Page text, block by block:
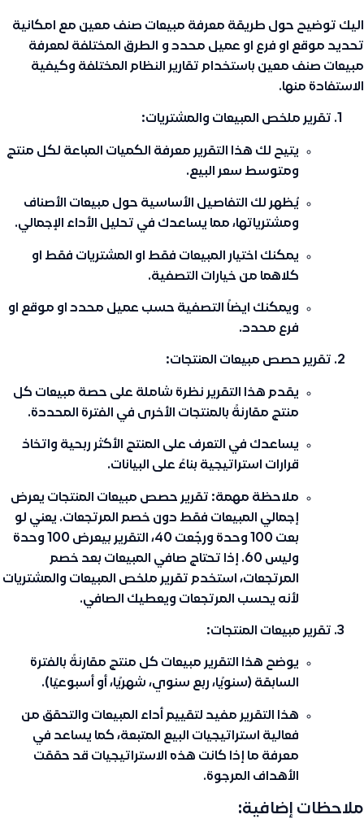
اليك توضيح حول طريقة معرفة مبيعات صنف معين مع امكانية
تحديد موقع او فرع او عميل محدد و الطرق المختلفة لمعرفة
مبيعات صنف معين باستخدام تقارير النظام المختلفة وكيفية
الاستفادة منها.
تقرير ملخص المبيعات والمشتريات:
يتيح لك هذا التقرير معرفة الكميات المباعة لكل منتج
ومتوسط سعر البيع.
يُظهر لك التفاصيل الأساسية حول مبيعات الأصناف
ومشترياتها، مما يساعدك في تحليل الأداء الإجمالي.
يمكنك اختيار المبيعات فقط او المشتريات فقط او
كلاهما من خيارات التصفية.
ويمكنك ايضاً التصفية حسب عميل محدد او موقع او
فرع محدد.
تقرير حصص مبيعات المنتجات:
يقدم هذا التقرير نظرة شاملة على حصة مبيعات كل
منتج مقارنةً بالمنتجات الأخرى في الفترة المحددة.
يساعدك في التعرف على المنتج الأكثر ربحية واتخاذ
قرارات استراتيجية بناءً على البيانات.
ملاحظة مهمة: تقرير حصص مبيعات المنتجات يعرض
إجمالي المبيعات فقط دون خصم المرتجعات. يعني لو
بعت 100 وحدة ورجّعت 40، التقرير بيعرض 100 وحدة
وليس 60. إذا تحتاج صافي المبيعات بعد خصم
المرتجعات، استخدم تقرير ملخص المبيعات والمشتريات
لأنه يحسب المرتجعات ويعطيك الصافي.
تقرير مبيعات المنتجات:
يوضح هذا التقرير مبيعات كل منتج مقارنةً بالفترة
السابقة (سنويًا، ربع سنوي، شهريًا، أو أسبوعيًا).
هذا التقرير مفيد لتقييم أداء المبيعات والتحقق من
فعالية استراتيجيات البيع المتبعة، كما يساعد في
معرفة ما إذا كانت هذه الاستراتيجيات قد حققت
الأهداف المرجوة.
ملاحظات إضافية: